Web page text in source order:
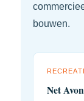
bouwen.
Net